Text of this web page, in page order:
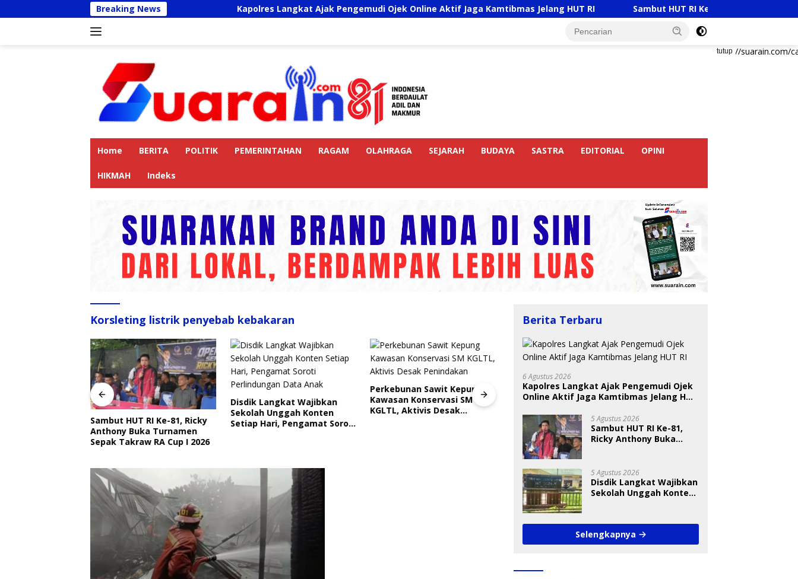
ke
Breaking News Kapolres Langkat Ajak Pengemudi Ojek Online Aktif Jaga Kamtibmas Jelang HUT RI Sambut HUT RI Ke-81, Ricky Anthony Buka
tutup
https://suarain.com/
Home BERITA POLITIK PEMERINTAHAN RAGAM OLAHRAGA SEJARAH BUDAYA SASTRA EDITORIAL OPINI
HIKMAH Indeks
Korsleting listrik penyebab kebakaran
Sambut HUT RI Ke-81, Ricky
Anthony Buka Turnamen
Sepak Takraw RA Cup I 2026
Disdik Langkat Wajibkan
Sekolah Unggah Konten
Setiap Hari, Pengamat Soroti
Perkebunan Sawit Kepung
Kawasan Konservasi SM
KGLTL, Aktivis Desak
Indri Nugraheni: Festival
Sayang Anak Harus Jadi
Gerakan Berkelanjutan
Perlindungan Anak
BKSDA Segera Evaluasi
Perkebunan Sawit di
Berita Terbaru
6 Agustus 2026
Kapolres Langkat Ajak Pengemudi Ojek
Online Aktif Jaga Kamtibmas Jelang HUT
5 Agustus 2026
Sambut HUT RI Ke-81,
Ricky Anthony Buka
5 Agustus 2026
Disdik Langkat Wajibkan
Sekolah Unggah Konten
Data Anak
Selengkapnya